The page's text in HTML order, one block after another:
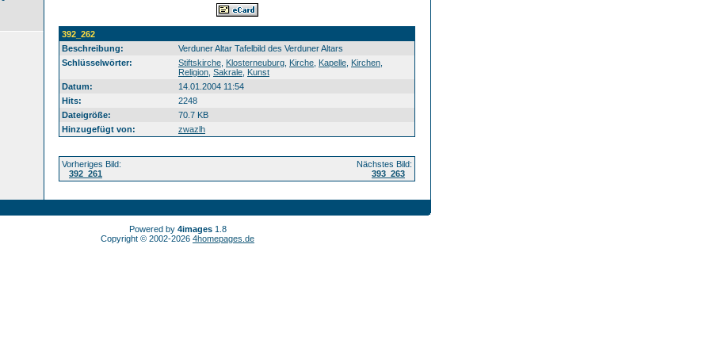
392_262
Beschreibung:
Verduner Altar Tafelbild des Verduner Altars
Schlüsselwörter:
Stiftskirche Klosterneuburg Kirche Kapelle Kirchen
Religion Sakrale Kunst
Datum:
14.01.2004 11:54
Hits:
2248
Dateigröße:
70.7 KB
Hinzugefügt von:
zwazlh
Vorheriges Bild:
392_261
Nächstes Bild:
393_263
Powered by 4images1.8
Copyright © 2002-2026 4homepages.de